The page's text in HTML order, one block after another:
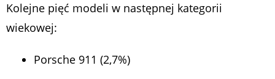
Kolejne pięć modeli w następnej kategorii
wiekowej:
Porsche 911 (2,7%)